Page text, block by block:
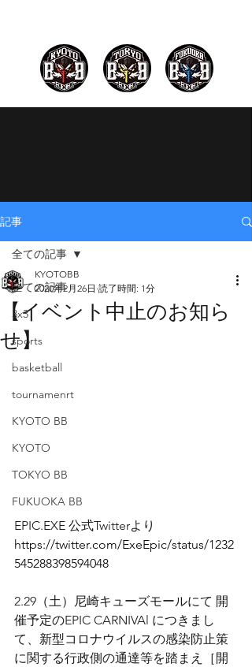
記事
全ての記事
3x3
sports
basketball
tournamenrt
KYOTO BB
KYOTO
TOKYO BB
FUKUOKA BB
全ての記事
【イベント中止のお知ら
せ】
KYOTOBB
2020年2月26日 読了時間: 1分
EPIC.EXE 公式Twitterより
https://twitter.com/ExeEpic/status/1232
545288398594048
2.29（土）尼崎キューズモールにて 開
催予定のEPIC CARNIVAl につきまし
て、新型コロナウイルスの感染防止策
に関する行政側の通達等を踏まえ［開